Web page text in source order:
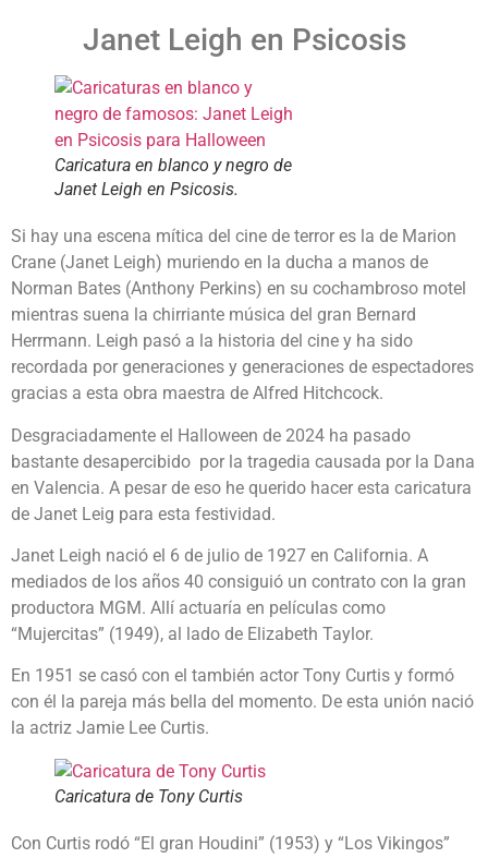
Janet Leigh en Psicosis
Caricatura en blanco y negro de
Janet Leigh en Psicosis.
Si hay una escena mítica del cine de terror es la de Marion
Crane (Janet Leigh) muriendo en la ducha a manos de
Norman Bates (Anthony Perkins) en su cochambroso motel
mientras suena la chirriante música del gran Bernard
Herrmann. Leigh pasó a la historia del cine y ha sido
recordada por generaciones y generaciones de espectadores
gracias a esta obra maestra de Alfred Hitchcock.
Desgraciadamente el Halloween de 2024 ha pasado
bastante desapercibido por la tragedia causada por la Dana
en Valencia. A pesar de eso he querido hacer esta caricatura
de Janet Leig para esta festividad.
Janet Leigh nació el 6 de julio de 1927 en California. A
mediados de los años 40 consiguió un contrato con la gran
productora MGM. Allí actuaría en películas como
“Mujercitas” (1949), al lado de Elizabeth Taylor.
En 1951 se casó con el también actor Tony Curtis y formó
con él la pareja más bella del momento. De esta unión nació
la actriz Jamie Lee Curtis.
Caricatura de Tony Curtis
Con Curtis rodó “El gran Houdini” (1953) y “Los Vikingos”